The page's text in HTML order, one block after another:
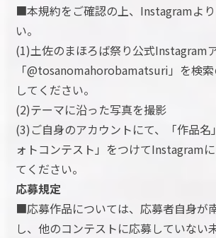
■本規約をご確認の上、Instagramよ
い。
(1)土佐のまほろば祭り公式Instagram
「@tosanomahorobamatsuri」を検
してください。
(2)テーマに沿った写真を撮影
(3)ご自身のアカウントにて、「作品名
ォトコンテスト」をつけてInstagram
てください。
応募規定
■応募作品については、応募者自身が
し、他のコンテストに応募していない